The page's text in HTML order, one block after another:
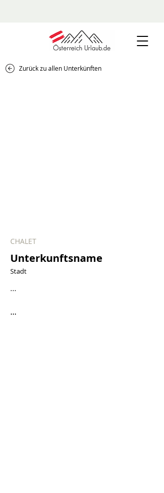
Zurück zu allen Unterkünften
CHALET
Unterkunftsname
Stadt
...
...